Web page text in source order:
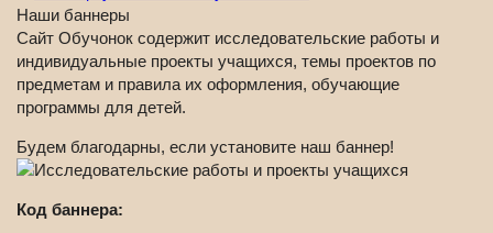
Наши баннеры
Сайт Обучонок содержит исследовательские работы и
индивидуальные проекты учащихся, темы проектов по
предметам и правила их оформления, обучающие
программы для детей.
Будем благодарны, если установите наш баннер!
Код баннера: